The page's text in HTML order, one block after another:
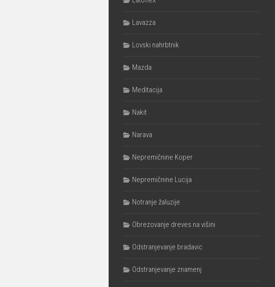
Lavazza
Lovski nahrbtnik
Mazda
Meditacija
Nakit
Narava
Nepremičnine Koper
Nepremičnine Lucija
Notranje žaluzije
Obrezovanje dreves na višini
Odstranjevanje bradavic
Odstranjevanje znamenj